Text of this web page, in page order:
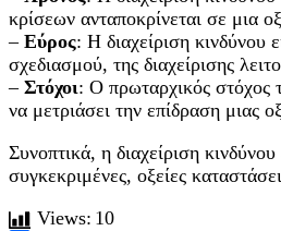
κρίσεων ανταποκρίνεται σε μια
– Εύρος: Η διαχείριση κινδύνου
σχεδιασμού, της διαχείρισης
– Στόχοι: Ο πρωταρχικός στόχος
να μετριάσει την επίδραση μιας
Συνοπτικά, η διαχείριση
συγκεκριμένες, οξείες
Views: 10